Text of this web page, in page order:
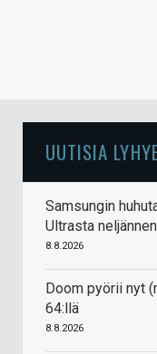
UUTISIA
Samsungin
Ultrasta
8.8.2026
Doom pyörii nyt
64:llä
8.8.2026